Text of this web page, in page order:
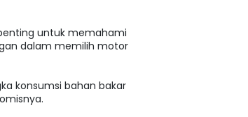
untuk memahami
dalam memilih motor
konsumsi bahan bakar